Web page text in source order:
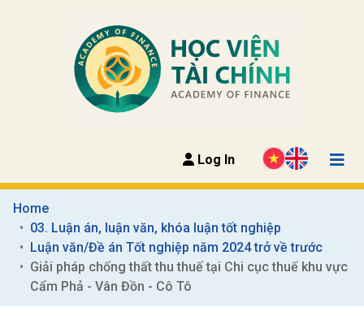
Log In
Home
03. Luận án, luận văn, khóa luận tốt nghiệp
Luận văn/Đề án Tốt nghiệp năm 2024 trở về trước
Giải pháp chống thất thu thuế tại Chi cục thuế khu vực
Cẩm Phả - Vân Đồn - Cô Tô